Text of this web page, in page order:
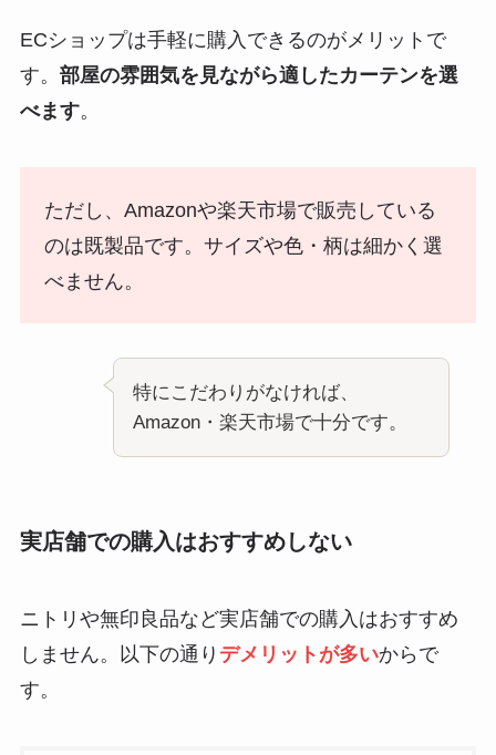
ECショップは手軽に購入できるのがメリットで
す。 部屋の雰囲気を見ながら適したカーテンを選
べます。
ただし、Amazonや楽天市場で販売している
のは既製品です。サイズや色・柄は細かく選
べません。
特にこだわりがなければ、
Amazon・楽天市場で十分です。
実店舗での購入はおすすめしない
ニトリや無印良品など実店舗での購入はおすすめ
しません。以下の通り デメリットが多いからで
す。